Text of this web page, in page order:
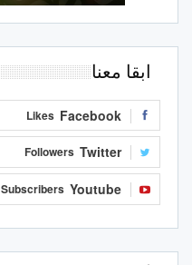
ابقا معنا
Facebook
Likes
Twitter
Followers
Youtube
Subscribers